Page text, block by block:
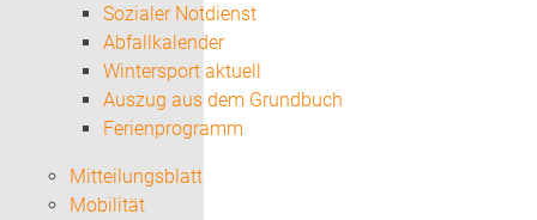
Sozialer Notdienst
Abfallkalender
Wintersport aktuell
Auszug aus dem Grundbuch
Ferienprogramm
Mitteilungsblatt
Mobilität